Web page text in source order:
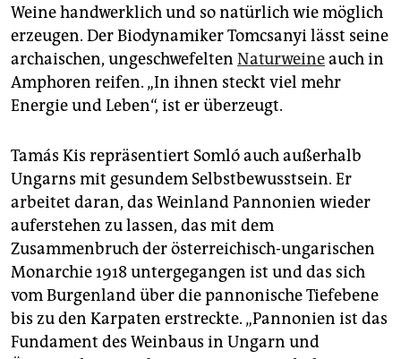
Weine handwerklich und so natürlich wie möglich
erzeugen. Der Biodynamiker Tomcsanyi lässt seine
archaischen, ungeschwefelten Naturweineauch in
Amphoren reifen. „In ihnen steckt viel mehr
Energie und Leben“, ist er überzeugt.
Tamás Kis repräsentiert Somló auch außerhalb
Ungarns mit gesundem Selbstbewusstsein. Er
arbeitet daran, das Weinland Pannonien wieder
auferstehen zu lassen, das mit dem
Zusammenbruch der österreichisch-ungarischen
Monarchie 1918 untergegangen ist und das sich
vom Burgenland über die pannonische Tiefebene
bis zu den Karpaten erstreckte. „Pannonien ist das
Fundament des Weinbaus in Ungarn und